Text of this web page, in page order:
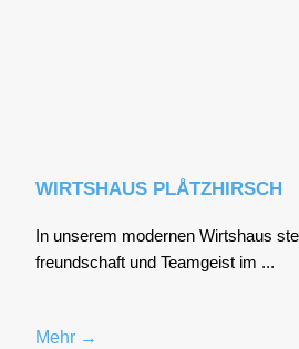
WIRTSHAUS PLÅTZHIRSCH
In unse­rem moder­nen Wirts­haus
freund­schaft und Team­geist im ...
Mehr →